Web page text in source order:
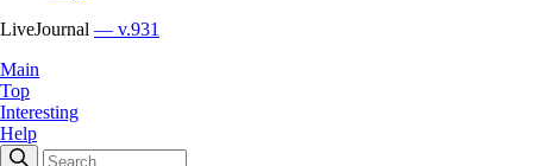
LiveJournal — v.931
Main
Top
Interesting
Help